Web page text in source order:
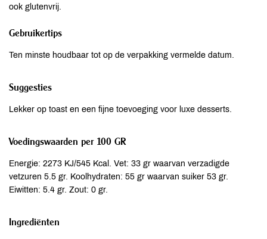
ook glutenvrij.
Gebruikertips
Ten minste houdbaar tot op de verpakking vermelde datum.
Suggesties
Lekker op toast en een fijne toevoeging voor luxe desserts.
Voedingswaarden per 100 GR
Energie: 2273 KJ/545 Kcal. Vet: 33 gr waarvan verzadigde
vetzuren 5.5 gr. Koolhydraten: 55 gr waarvan suiker 53 gr.
Eiwitten: 5.4 gr. Zout: 0 gr.
Ingrediënten